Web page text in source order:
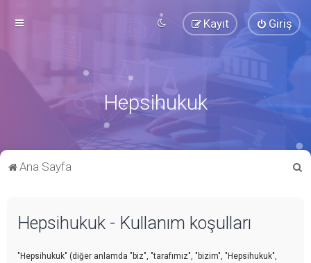
Giriş
Kayıt
Hepsihukuk
Ana Sayfa
Hepsihukuk - Kullanım koşulları
"Hepsihukuk" (diğer anlamda "biz", "tarafımız", "bizim", "Hepsihukuk",